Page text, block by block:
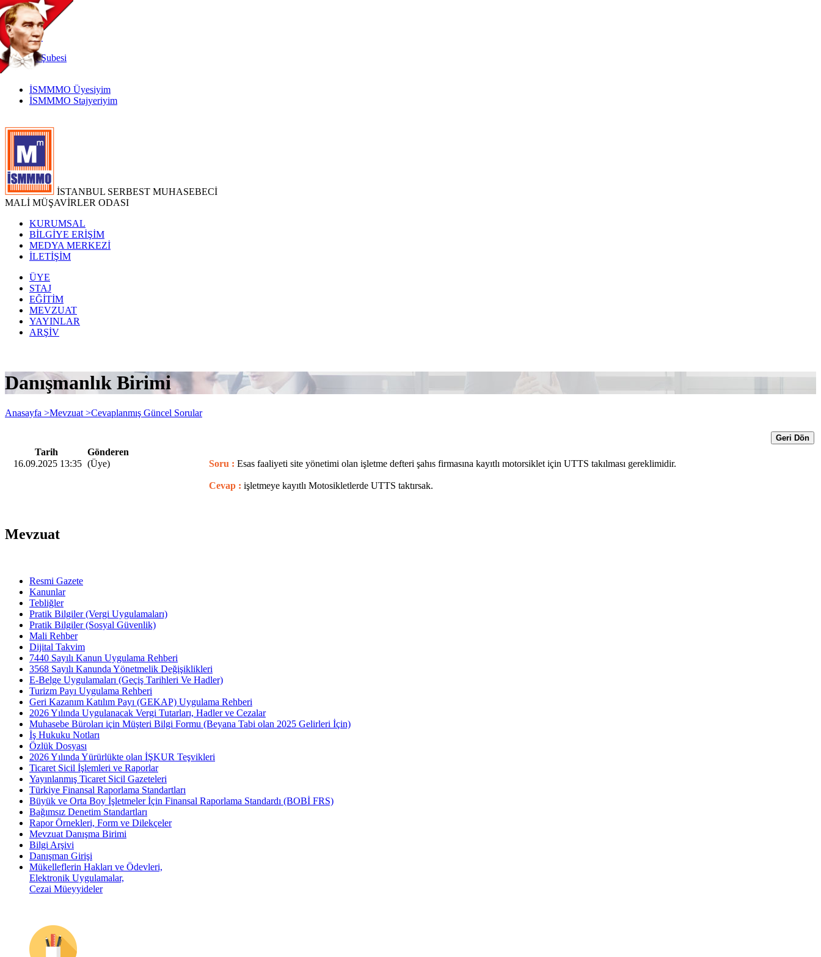
TR
|
EN
İnternetŞubesi
İSMMMO Üyesiyim
İSMMMO Stajyeriyim
İSTANBUL SERBEST MUHASEBECİ
MALİ MÜŞAVİRLER ODASI
KURUMSAL
BİLGİYE ERİŞİM
MEDYA MERKEZİ
İLETİŞİM
ÜYE
STAJ
EĞİTİM
MEVZUAT
YAYINLAR
ARŞİV
Danışmanlık Birimi
Anasayfa >Mevzuat >Cevaplanmış Güncel Sorular
Geri Dön
Tarih
Gönderen
16.09.2025 13:35 (Üye) Soru : Esas faaliyeti site yönetimi olan işletme defteri şahıs firmasına kayıtlı motorsiklet için UTTS takılması gereklimidir.
Cevap : işletmeye kayıtlı Motosikletlerde UTTS taktırsak.
Mevzuat
Resmi Gazete
Kanunlar
Tebliğler
Pratik Bilgiler (Vergi Uygulamaları)
Pratik Bilgiler (Sosyal Güvenlik)
Mali Rehber
Dijital Takvim
7440 Sayılı Kanun Uygulama Rehberi
3568 Sayılı Kanunda Yönetmelik Değişiklikleri
E-Belge Uygulamaları (Geçiş Tarihleri Ve Hadler)
Turizm Payı Uygulama Rehberi
Geri Kazanım Katılım Payı (GEKAP) Uygulama Rehberi
2026 Yılında Uygulanacak Vergi Tutarları, Hadler ve Cezalar
Muhasebe Büroları için Müşteri Bilgi Formu (Beyana Tabi olan 2025 Gelirleri İçin)
İş Hukuku Notları
Özlük Dosyası
2026 Yılında Yürürlükte olan İŞKUR Teşvikleri
Ticaret Sicil İşlemleri ve Raporlar
Yayınlanmış Ticaret Sicil Gazeteleri
Türkiye Finansal Raporlama Standartları
Büyük ve Orta Boy İşletmeler İçin Finansal Raporlama Standardı (BOBİ FRS)
Bağımsız Denetim Standartları
Rapor Örnekleri, Form ve Dilekçeler
Mevzuat Danışma Birimi
Bilgi Arşivi
Danışman Girişi
Mükelleflerin Hakları ve Ödevleri,
Elektronik Uygulamalar,
Cezai Müeyyideler